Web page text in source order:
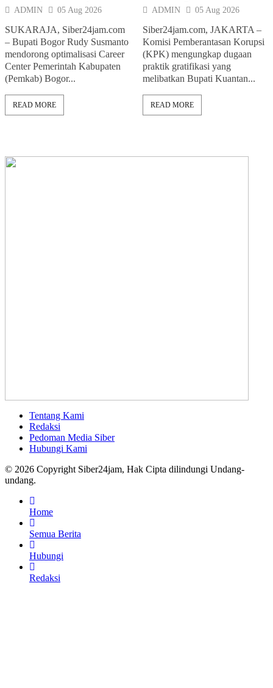
ADMIN 05 Aug 2026
SUKARAJA, Siber24jam.com
– Bupati Bogor Rudy Susmanto
mendorong optimalisasi Career
Center Pemerintah Kabupaten
(Pemkab) Bogor...
READ MORE
ADMIN 05 Aug 2026
Siber24jam.com, JAKARTA –
Komisi Pemberantasan Korupsi
(KPK) mengungkap dugaan
praktik gratifikasi yang
melibatkan Bupati Kuantan...
READ MORE
Tentang Kami
Redaksi
Pedoman Media Siber
Hubungi Kami
© 2026 Copyright Siber24jam, Hak Cipta dilindungi Undang-
undang.
Home
Semua Berita
Hubungi
Redaksi